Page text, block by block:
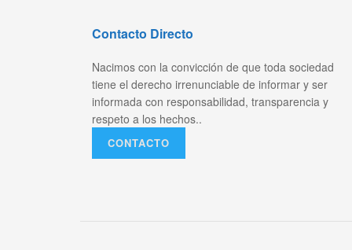
Contacto Directo
Nacimos con la convicción de que toda sociedad
tiene el derecho irrenunciable de informar y ser
informada con responsabilidad, transparencia y
respeto a los hechos..
CONTACTO